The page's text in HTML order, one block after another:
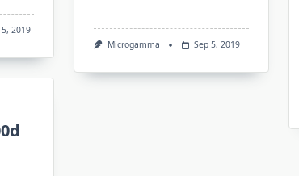
2019
Microgamma Sep 5, 2019